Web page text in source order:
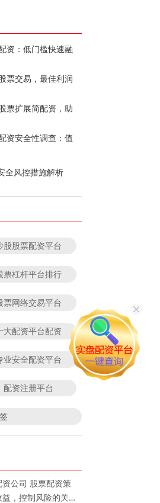
资：低门槛快速融
票交易，最佳利润
票扩展简配资，助
资安全性调查：值
全风控措施解析
股股票配资平台
票杠杆平台排行
票网络交易平台
大配资平台配资
业安全配资平台
配资注册平台
公司 股票配资策
，控制风险的关键